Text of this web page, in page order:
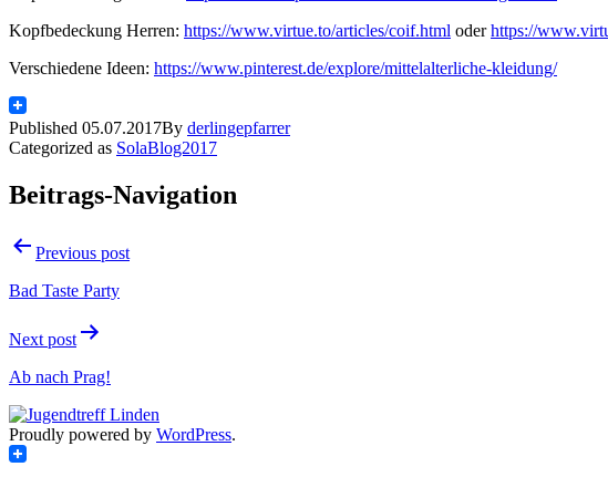
Kopfbedeckung Herren: https://www.virtue.to/articles/coif.html oderhttps://
Verschiedene Ideen: https://www.pinterest.de/explore/mittelalterliche-kleidung/
Published 05.07.2017By derlingepfarrer
Categorized as SolaBlog2017
Beitrags-Navigation
Previous post
Bad Taste Party
Next post
Ab nach Prag!
Proudly powered by WordPress.